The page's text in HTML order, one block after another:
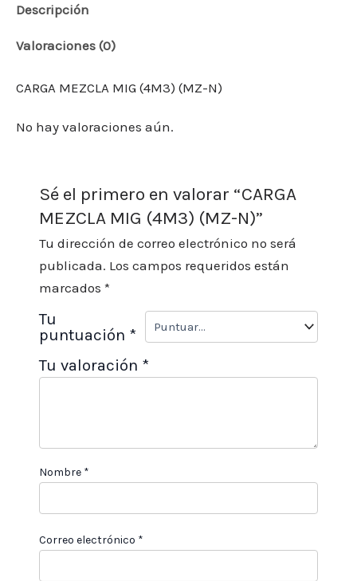
Descripción
Valoraciones (0)
CARGA MEZCLA MIG (4M3) (MZ-N)
No hay valoraciones aún.
Sé el primero en valorar “CARGA
MEZCLA MIG (4M3) (MZ-N)”
Tu dirección de correo electrónico no será
publicada. Los campos requeridos están
marcados*
Tu
puntuación *
Tu valoración *
Nombre *
Correo electrónico *